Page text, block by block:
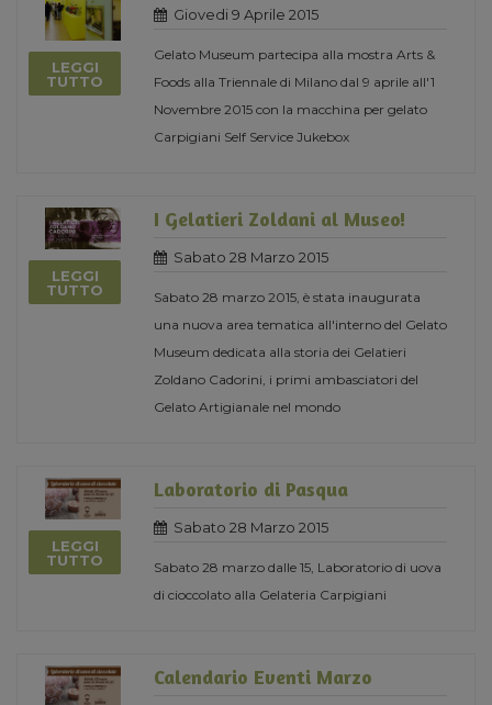
LEGGI
TUTTO
Giovedi 9 Aprile 2015
Gelato Museum partecipa alla mostra Arts &
Foods alla Triennale di Milano dal 9 aprile all'1
Novembre 2015 con la macchina per gelato
Carpigiani Self Service Jukebox
LEGGI
TUTTO
I Gelatieri Zoldani al Museo!
Sabato 28 Marzo 2015
Sabato 28 marzo 2015, è stata inaugurata
una nuova area tematica all'interno del Gelato
Museum dedicata alla storia dei Gelatieri
Zoldano Cadorini, i primi ambasciatori del
Gelato Artigianale nel mondo
LEGGI
TUTTO
Laboratorio di Pasqua
Sabato 28 Marzo 2015
Sabato 28 marzo dalle 15, Laboratorio di uova
di cioccolato alla Gelateria Carpigiani
Calendario Eventi Marzo